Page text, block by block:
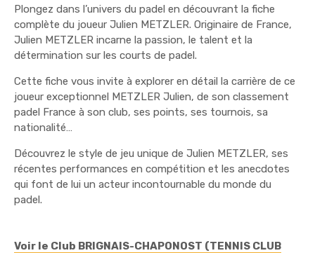
Plongez dans l’univers du padel en découvrant la fiche
complète du joueur Julien METZLER. Originaire de France,
Julien METZLER incarne la passion, le talent et la
détermination sur les courts de padel.
Cette fiche vous invite à explorer en détail la carrière de ce
joueur exceptionnel METZLER Julien, de son classement
padel France à son club, ses points, ses tournois, sa
nationalité…
Découvrez le style de jeu unique de Julien METZLER, ses
récentes performances en compétition et les anecdotes
qui font de lui un acteur incontournable du monde du
padel.
Voir le Club BRIGNAIS-CHAPONOST (TENNIS CLUB